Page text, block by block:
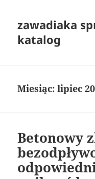
zawadiaka
katalog
Miesiąc:lipiec
Betonowy